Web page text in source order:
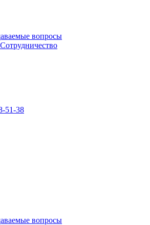
вопросы
Сотрудничество
51-38
вопросы